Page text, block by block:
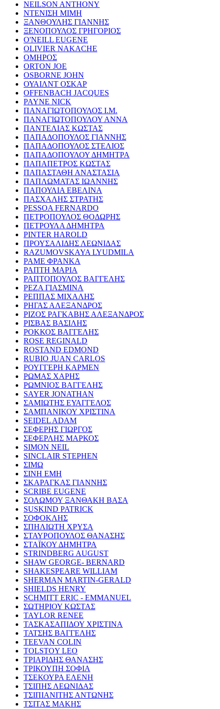
NEILSON ANTHONY
ΝΤΕΝΙΣΗ ΜΙΜΗ
ΞΑΝΘΟΥΛΗΣ ΓΙΑΝΝΗΣ
ΞΕΝΟΠΟΥΛΟΣ ΓΡΗΓΟΡΙΟΣ
O'NEILL EUGENE
OLIVIER NAKACHE
ΟΜΗΡΟΣ
ORTON JOE
OSBORNE JOHN
ΟΥΑΙΛΝΤ ΟΣΚΑΡ
OFFENBACH JACQUES
PAYNE NICK
ΠΑΝΑΓΙΩΤΟΠΟΥΛΟΣ Ι.Μ.
ΠΑΝΑΓΙΩΤΟΠΟΥΛΟΥ ΑΝΝΑ
ΠΑΝΤΕΛΙΑΣ ΚΩΣΤΑΣ
ΠΑΠΑΔΟΠΟΥΛΟΣ ΓΙΑΝΝΗΣ
ΠΑΠΑΔΟΠΟΥΛΟΣ ΣΤΕΛΙΟΣ
ΠΑΠΑΔΟΠΟΥΛΟΥ ΔΗΜΗΤΡΑ
ΠΑΠΑΠΕΤΡΟΣ ΚΩΣΤΑΣ
ΠΑΠΑΣΤΑΘΗ ΑΝΑΣΤΑΣΙΑ
ΠΑΠΛΩΜΑΤΑΣ ΙΩΑΝΝΗΣ
ΠΑΠΟΥΛΙΑ ΕΒΕΛΙΝΑ
ΠΑΣΧΑΛΗΣ ΣΤΡΑΤΗΣ
PESSOA FERNARDO
ΠΕΤΡΟΠΟΥΛΟΣ ΘΟΔΩΡΗΣ
ΠΕΤΡΟΥΛΑ ΔΗΜΗΤΡΑ
PINTER HAROLD
ΠΡΟΥΣΑΛΙΔΗΣ ΛΕΩΝΙΔΑΣ
RAZUMOVSKAYA LYUDMILA
ΡΑΜΕ ΦΡΑΝΚΑ
ΡΑΠΤΗ ΜΑΡΙΑ
ΡΑΠΤΟΠΟΥΛΟΣ ΒΑΓΓΕΛΗΣ
ΡΕΖΑ ΓΙΑΣΜΙΝΑ
ΡΕΠΠΑΣ ΜΙΧΑΛΗΣ
ΡΗΓΑΣ ΑΛΕΞΑΝΔΡΟΣ
ΡΙΖΟΣ ΡΑΓΚΑΒΗΣ ΑΛΕΞΑΝΔΡΟΣ
ΡΙΣΒΑΣ ΒΑΣΙΛΗΣ
ΡΟΚΚΟΣ ΒΑΓΓΕΛΗΣ
ROSE REGINALD
ROSTAND EDMOND
RUBIO JUAN CARLOS
ΡΟΥΓΓΕΡΗ ΚΑΡΜΕΝ
ΡΩΜΑΣ ΧΑΡΗΣ
ΡΩΜΝΙΟΣ ΒΑΓΓΕΛΗΣ
SAYER JONATHAN
ΣΑΜΙΩΤΗΣ ΕΥΑΓΓΕΛΟΣ
ΣΑΜΠΑΝΙΚΟΥ ΧΡΙΣΤΙΝΑ
SEIDEL ADAM
ΣΕΦΕΡΗΣ ΓΙΩΡΓΟΣ
ΣΕΦΕΡΛΗΣ ΜΑΡΚΟΣ
SIMON NEIL
SINCLAIR STEPHEN
ΣΙΜΩ
ΣΙΝΗ ΕΜΗ
ΣΚΑΡΑΓΚΑΣ ΓΙΑΝΝΗΣ
SCRIBE EUGENE
ΣΟΛΩΜΟΥ ΞΑΝΘΑΚΗ ΒΑΣΑ
SUSKIND PATRICK
ΣΟΦΟΚΛΗΣ
ΣΠΗΛΙΩΤΗ ΧΡΥΣΑ
ΣΤΑΥΡΟΠΟΥΛΟΣ ΘΑΝΑΣΗΣ
ΣΤΑΪΚΟΥ ΔΗΜΗΤΡΑ
STRINDBERG AUGUST
SHAW GEORGE- BERNARD
SHAKESPEARE WILLIAM
SHERMAN MARTIN-GERALD
SHIELDS HENRY
SCHMITT ERIC - EMMANUEL
ΣΩΤΗΡΙΟΥ ΚΩΣΤΑΣ
TAYLOR RENEE
ΤΑΣΚΑΣΑΠΙΔΟΥ ΧΡΙΣΤΙΝΑ
ΤΑΤΣΗΣ ΒΑΓΓΕΛΗΣ
TEEVAN COLIN
TOLSTOY LEO
ΤΡΙΑΡΙΔΗΣ ΘΑΝΑΣΗΣ
ΤΡΙΚΟΥΠΗ ΣΟΦΙΑ
ΤΣΕΚΟΥΡΑ ΕΛΕΝΗ
ΤΣΙΠΗΣ ΛΕΩΝΙΔΑΣ
ΤΣΙΠΙΑΝΙΤΗΣ ΑΝΤΩΝΗΣ
ΤΣΙΤΑΣ ΜΑΚΗΣ